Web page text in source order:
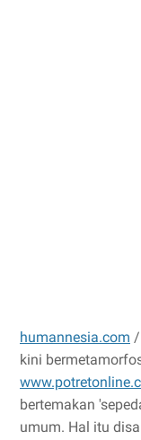
humannesia.com /
kini
bertemakan
umum. Hal itu